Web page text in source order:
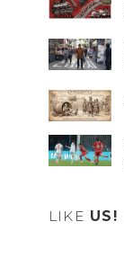
LIKE US!